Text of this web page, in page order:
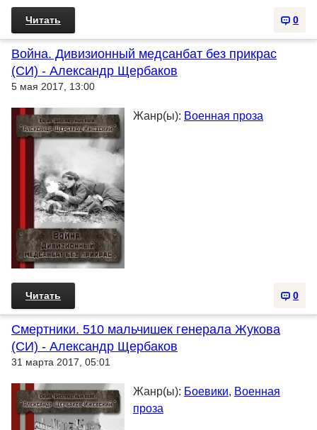
0
Читать
Война. Дивизионный медсанбат без прикрас
(СИ) - Александр Щербаков
5 мая 2017, 13:00
Жанр(ы): Военная проза
0
Читать
Смертники. 510 мальчишек генерала Жукова
(СИ) - Александр Щербаков
31 марта 2017, 05:01
Жанр(ы): Боевики, Военная
проза